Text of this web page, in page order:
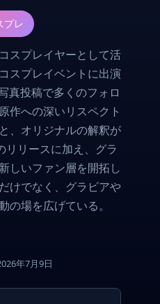
プレ
スプレイヤーとして活
スプレイベントに出演
真投稿で多くのフォロ
作への深いリスペクト
、オリジナルの解釈が
リリースに加え、グラ
しいファン層を開拓し
けでなく、グラビアや
の場を広げている。
年7月9日